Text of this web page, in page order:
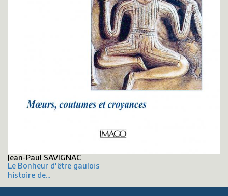
Jean-Paul SAVIGNAC
Le Bonheur d'être gaulois
histoire de...